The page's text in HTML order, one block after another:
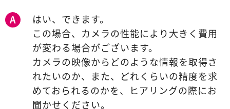
A
はい、できます。
この場合、カメラの性能により大きく費用
が変わる場合がございます。
カメラの映像からどのような情報を取得さ
れたいのか、また、どれくらいの精度を求
めておられるのかを、ヒアリングの際にお
聞かせください。